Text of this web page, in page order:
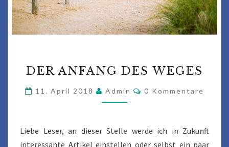
ANFANG
DES
WEGES
DER ANFANG DES WEGES
11. April 2018 Admin Kommentare
0 Kommentare
Liebe Leser, an dieser Stelle werde ich in Zukunft
interessante Artikel einstellen oder selbst ein paar